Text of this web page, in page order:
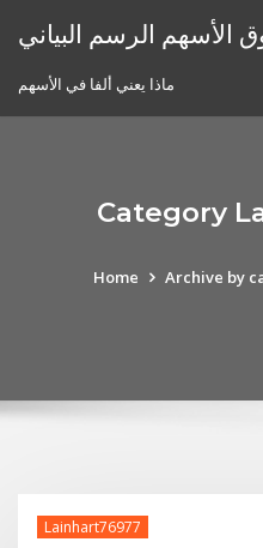
الأسهم الرسم البياني
ماذا يعني ألفا في الأسهم
Category
Home Archive by
Lainhart76977